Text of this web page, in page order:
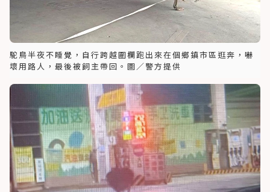
駝鳥半夜不睡覺，自行跨越圍欄跑出來在個鄉鎮市區逛奔，嚇
壞用路人，最後被飼主帶回。圖／警方提供